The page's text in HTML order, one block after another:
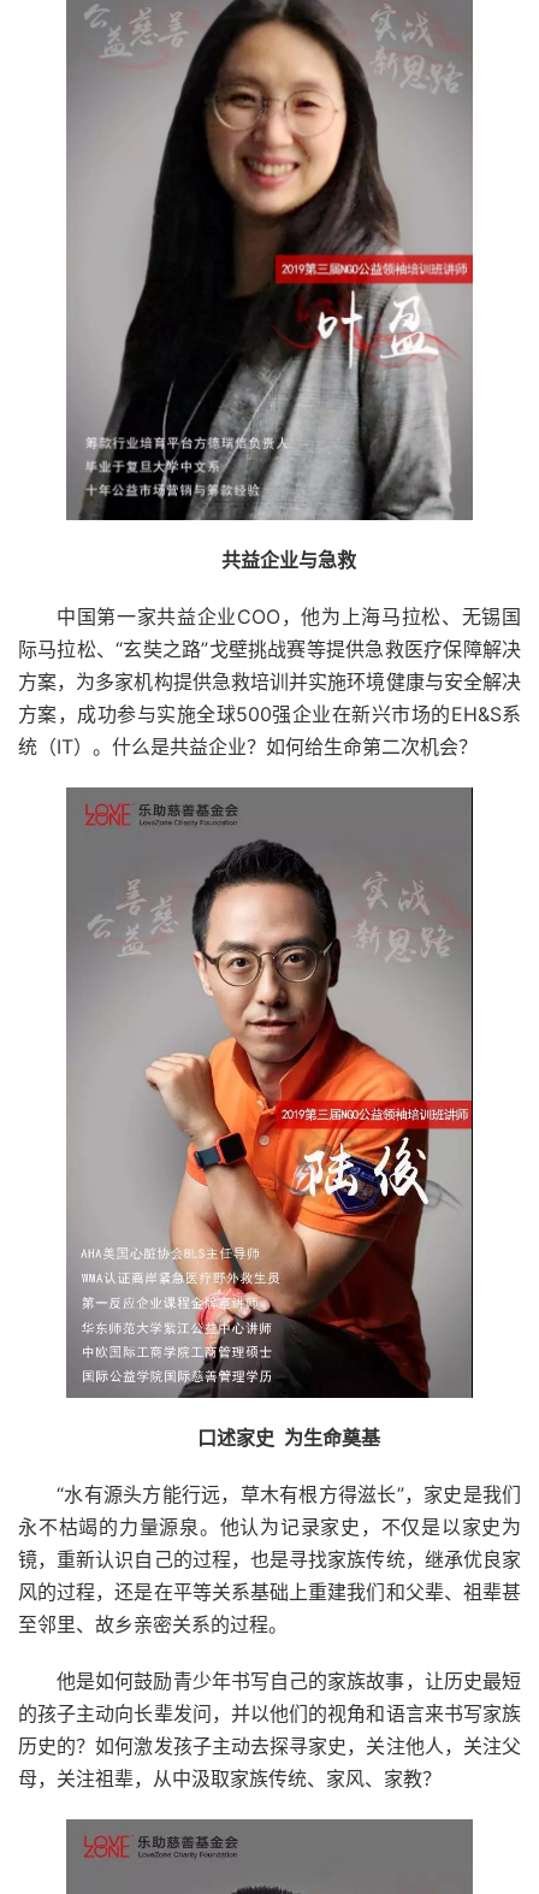
共益企业与急救
中国第一家共益企业COO，他为上海马拉松、无锡国
际马拉松、“玄奘之路”戈壁挑战赛等提供急救医疗保障解决
方案，为多家机构提供急救培训并实施环境健康与安全解决
方案，成功参与实施全球500强企业在新兴市场的EH&S系
统（IT）。什么是共益企业？如何给生命第二次机会？
口述家史 为生命奠基
“水有源头方能行远，草木有根方得滋长”，家史是我们
永不枯竭的力量源泉。他认为记录家史，不仅是以家史为
镜，重新认识自己的过程，也是寻找家族传统，继承优良家
风的过程，还是在平等关系基础上重建我们和父辈、祖辈甚
至邻里、故乡亲密关系的过程。
他是如何鼓励青少年书写自己的家族故事，让历史最短
的孩子主动向长辈发问，并以他们的视角和语言来书写家族
历史的？如何激发孩子主动去探寻家史，关注他人，关注父
母，关注祖辈，从中汲取家族传统、家风、家教？